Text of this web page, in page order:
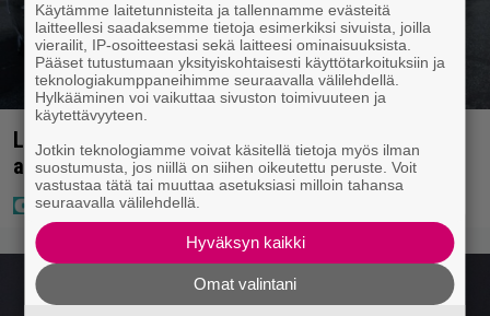
Laulaja Mirellan rantakuvat ovat täynnä lomaa,
aurinkoa ja iloa
Käytämme laitetunnisteita ja tallennamme evästeitä
laitteellesi saadaksemme tietoja esimerkiksi sivuista, joilla
vierailit, IP-osoitteestasi sekä laitteesi ominaisuuksista.
Pääset tutustumaan yksityiskohtaisesti käyttötarkoituksiin ja
teknologiakumppaneihimme seuraavalla välilehdellä.
Hylkääminen voi vaikuttaa sivuston toimivuuteen ja
käytettävyyteen.
Jotkin teknologiamme voivat käsitellä tietoja myös ilman
suostumusta, jos niillä on siihen oikeutettu peruste. Voit
vastustaa tätä tai muuttaa asetuksiasi milloin tahansa
seuraavalla välilehdellä.
Hyväksyn kaikki
Omat valintani